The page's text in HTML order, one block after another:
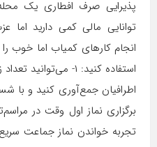
پذیرایی صرف افطاری یک
توانایی مالی کمی دارید
انجام کارهای کمیاب اما خوب
استفاده کنید: ۱-
اطرافیان جمع‌آوری کنید و با